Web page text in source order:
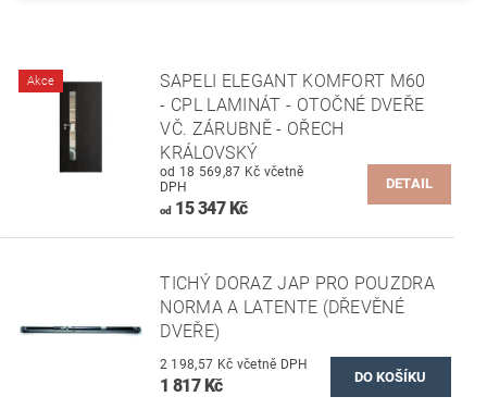
Akce
SAPELI ELEGANT KOMFORT M60
- CPL LAMINÁT - OTOČNÉ DVEŘE
VČ. ZÁRUBNĚ - OŘECH
KRÁLOVSKÝ
od 18 569,87 Kč včetně
DPH
od15 347 Kč
DETAIL
TICHÝ DORAZ JAP PRO POUZDRA
NORMA A LATENTE (DŘEVĚNÉ
DVEŘE)
2 198,57 Kč včetně DPH
1 817 Kč